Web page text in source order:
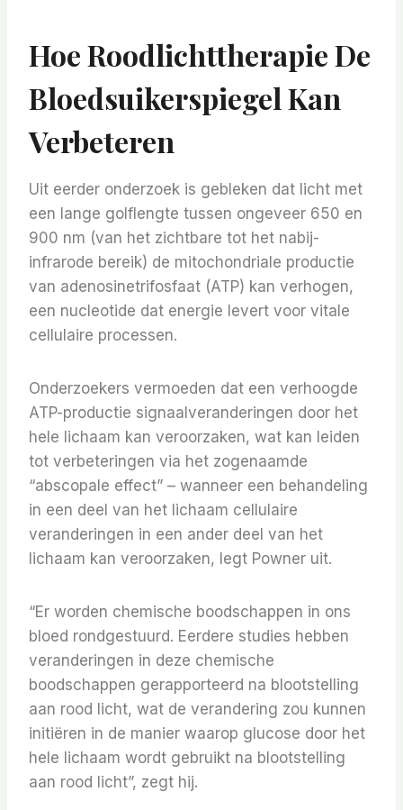
Hoe Roodlichttherapie De
Bloedsuikerspiegel Kan
Verbeteren
Uit eerder onderzoek is gebleken dat licht met
een lange golflengte tussen ongeveer 650 en
900 nm (van het zichtbare tot het nabij-
infrarode bereik) de mitochondriale productie
van adenosinetrifosfaat (ATP) kan verhogen,
een nucleotide dat energie levert voor vitale
cellulaire processen.
Onderzoekers vermoeden dat een verhoogde
ATP-productie signaalveranderingen door het
hele lichaam kan veroorzaken, wat kan leiden
tot verbeteringen via het zogenaamde
“abscopale effect” – wanneer een behandeling
in een deel van het lichaam cellulaire
veranderingen in een ander deel van het
lichaam kan veroorzaken, legt Powner uit.
“Er worden chemische boodschappen in ons
bloed rondgestuurd. Eerdere studies hebben
veranderingen in deze chemische
boodschappen gerapporteerd na blootstelling
aan rood licht, wat de verandering zou kunnen
initiëren in de manier waarop glucose door het
hele lichaam wordt gebruikt na blootstelling
aan rood licht”, zegt hij.